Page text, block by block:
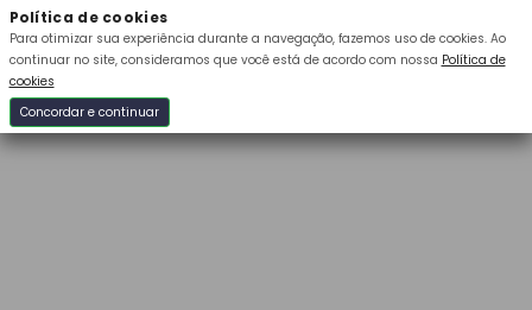
Política de cookies
Para otimizar sua experiência durante a navegação, fazemos uso de cookies. Ao
continuar no site, consideramos que você está de acordo com nossa Política de
cookies
Concordar e continuar